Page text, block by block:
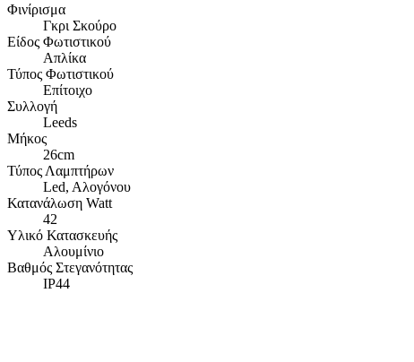
Φινίρισμα
Γκρι Σκούρο
Είδος Φωτιστικού
Απλίκα
Τύπος Φωτιστικού
Επίτοιχο
Συλλογή
Leeds
Μήκος
26cm
Τύπος Λαμπτήρων
Led, Aλογόνου
Κατανάλωση Watt
42
Υλικό Κατασκευής
Αλουμίνιο
Βαθμός Στεγανότητας
IP44